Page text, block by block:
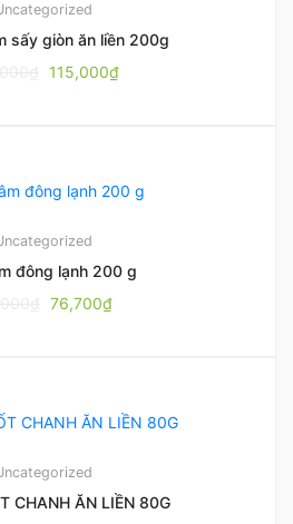
sấy giòn ăn liền 200g
115,000₫
đông lạnh 200 g
76,700₫
CHANH ĂN LIỀN 80G